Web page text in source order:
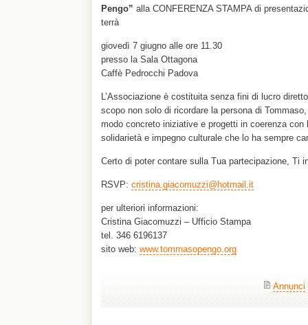
Pengo” alla CONFERENZA STAMPA di
terrà
giovedì 7 giugno alle ore 11.30
presso la Sala Ottagona
Caffè Pedrocchi Padova
L’Associazione è costituita senza fini di lucro
scopo non solo di ricordare la persona di
modo concreto iniziative e progetti in coerenza
solidarietà e impegno culturale che lo ha sempre
Certo di poter contare sulla Tua partecipazione, Ti
RSVP: cristina.giacomuzzi@hotmail.it
per ulteriori informazioni:
Cristina Giacomuzzi – Ufficio Stampa
tel. 346 6196137
sito web: www.tommasopengo.org
Annunci